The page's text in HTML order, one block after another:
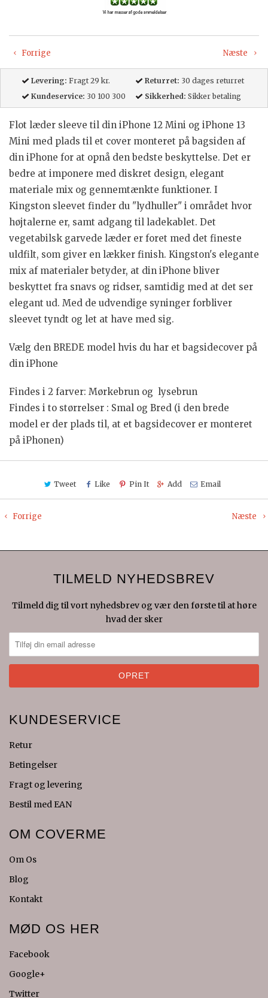
Næste
Forrige
Levering: Fragt 29 kr. Returret: 30 dages returret
Kundeservice: 30 100 300 Sikkerhed: Sikker betaling
Flot læder sleeve til din iPhone 12 Mini og iPhone 13
Mini med plads til et cover monteret på bagsiden af
din iPhone for at opnå den bedste beskyttelse. Det er
bedre at imponere med diskret design, elegant
materiale mix og gennemtænkte funktioner. I
Kingston sleevet finder du "lydhuller" i området hvor
højtalerne er, samt adgang til ladekablet. Det
vegetabilsk garvede læder er foret med det fineste
uldfilt, som giver en lækker finish. Kingston's elegante
mix af materialer betyder, at din iPhone bliver
beskyttet fra snavs og ridser, samtidig med at det ser
elegant ud. Med de udvendige syninger forbliver
sleevet tyndt og let at have med sig.
Vælg den BREDE model hvis du har et bagsidecover på
din iPhone
Findes i 2 farver: Mørkebrun og lysebrun
Findes i to størrelser : Smal og Bred (i den brede
model er der plads til, at et bagsidecover er monteret
på iPhonen)
Tweet Like Pin It Add Email
Næste
Forrige
TILMELD NYHEDSBREV
Tilmeld dig til vort nyhedsbrev og vær den første til at høre
hvad der sker
KUNDESERVICE
Retur
Betingelser
Fragt og levering
Bestil med EAN
OM COVERME
Om Os
Blog
Kontakt
MØD OS HER
Facebook
Google+
Twitter